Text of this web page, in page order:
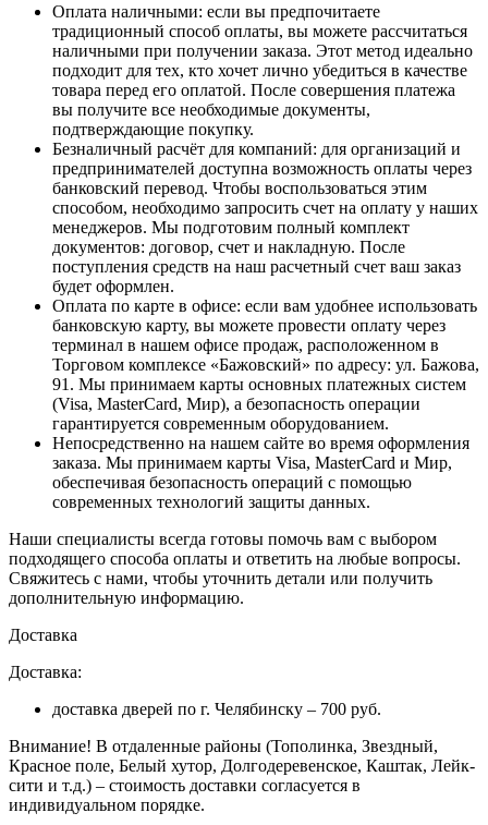
Оплата наличными: если вы предпочитаете
традиционный способ оплаты, вы можете рассчитаться
наличными при получении заказа. Этот метод идеально
подходит для тех, кто хочет лично убедиться в качестве
товара перед его оплатой. После совершения платежа
вы получите все необходимые документы,
подтверждающие покупку.
Безналичный расчёт для компаний: для организаций и
предпринимателей доступна возможность оплаты через
банковский перевод. Чтобы воспользоваться этим
способом, необходимо запросить счет на оплату у наших
менеджеров. Мы подготовим полный комплект
документов: договор, счет и накладную. После
поступления средств на наш расчетный счет ваш заказ
будет оформлен.
Оплата по карте в офисе: если вам удобнее использовать
банковскую карту, вы можете провести оплату через
терминал в нашем офисе продаж, расположенном в
Торговом комплексе «Бажовский» по адресу: ул. Бажова,
91. Мы принимаем карты основных платежных систем
(Visa, MasterCard, Мир), а безопасность операции
гарантируется современным оборудованием.
Непосредственно на нашем сайте во время оформления
заказа. Мы принимаем карты Visa, MasterCard и Мир,
обеспечивая безопасность операций с помощью
современных технологий защиты данных.
Наши специалисты всегда готовы помочь вам с выбором
подходящего способа оплаты и ответить на любые вопросы.
Свяжитесь с нами, чтобы уточнить детали или получить
дополнительную информацию.
Доставка
Доставка:
доставка дверей по г. Челябинску – 700 руб.
Внимание! В отдаленные районы (Тополинка, Звездный,
Красное поле, Белый хутор, Долгодеревенское, Каштак, Лейк-
сити и т.д.) – стоимость доставки согласуется в
индивидуальном порядке.